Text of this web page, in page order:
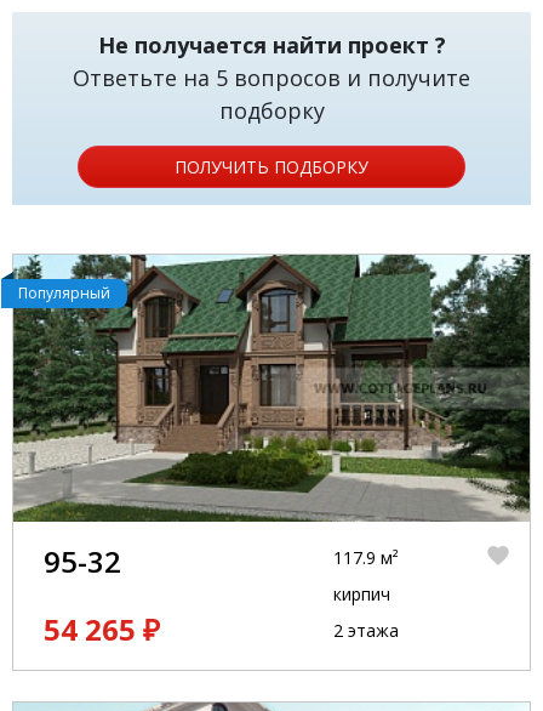
Не получается найти проект ?
Ответьте на 5 вопросов и получите
подборку
ПОЛУЧИТЬ ПОДБОРКУ
Популярный
95-32
54 265 ₽
117.9 м²
кирпич
2 этажа